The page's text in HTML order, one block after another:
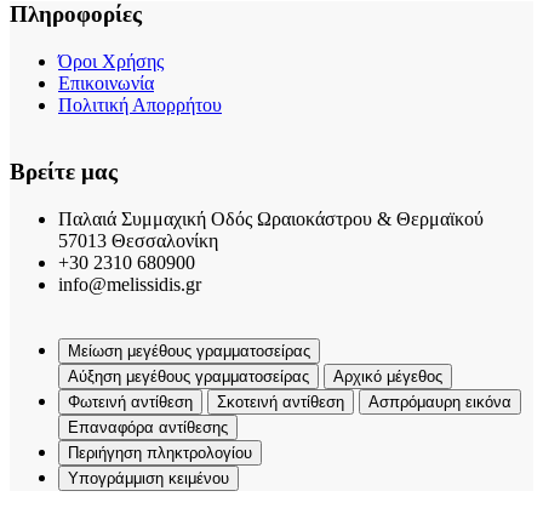
Πληροφορίες
Όροι Χρήσης
Επικοινωνία
Πολιτική Απορρήτου
Βρείτε μας
Παλαιά Συμμαχική Οδός Ωραιοκάστρου & Θερμαϊκού
57013 Θεσσαλονίκη
+30 2310 680900
info@melissidis.gr
Μείωση μεγέθους γραμματοσείρας
Αύξηση μεγέθους γραμματοσείρας
Αρχικό μέγεθος
Φωτεινή αντίθεση
Σκοτεινή αντίθεση
Ασπρόμαυρη εικόνα
Επαναφόρα αντίθεσης
Περιήγηση πληκτρολογίου
Υπογράμμιση κειμένου